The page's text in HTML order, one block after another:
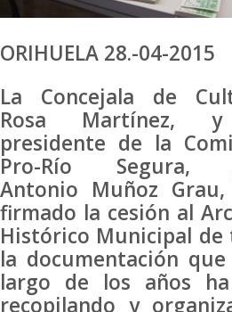
ORIHUELA 28.-04-2015
La Concejala de
Rosa Martínez,
presidente de la
Pro-Río Segura,
Antonio Muñoz
firmado la cesión al
Histórico Municipal de
la documentación
largo de los años
recopilando y